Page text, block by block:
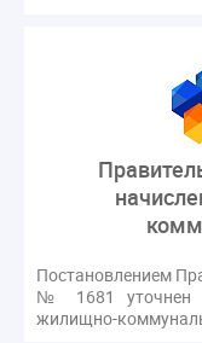
общедомовое
общедомовой прибор
оплата отопления
оспаривание ОСС
пожарная
прибор учета
Постановлением
№ 1681 уточнен
жилищно-